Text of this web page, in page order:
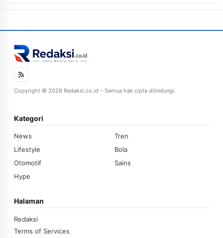
Copyright © 2026 Redaksi.co.id – Semua hak cipta dilindungi.
Kategori
News
Tren
Lifestyle
Bola
Otomotif
Sains
Hype
Halaman
Redaksi
Terms of Services